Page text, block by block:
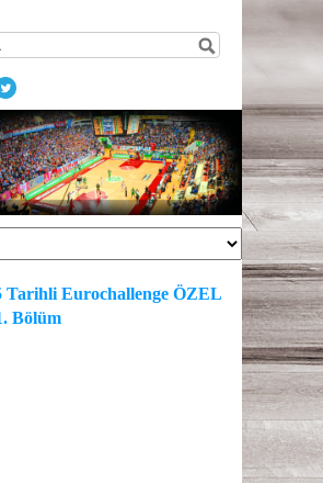
Tarihli Eurochallenge ÖZEL
Bölüm